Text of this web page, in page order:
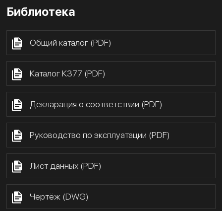
Библиотека
Общий каталог (PDF)
Каталог К377 (PDF)
Декларация о соответствии (PDF)
Руководство по эксплуатации (PDF)
Лист данных (PDF)
Чертёж (DWG)